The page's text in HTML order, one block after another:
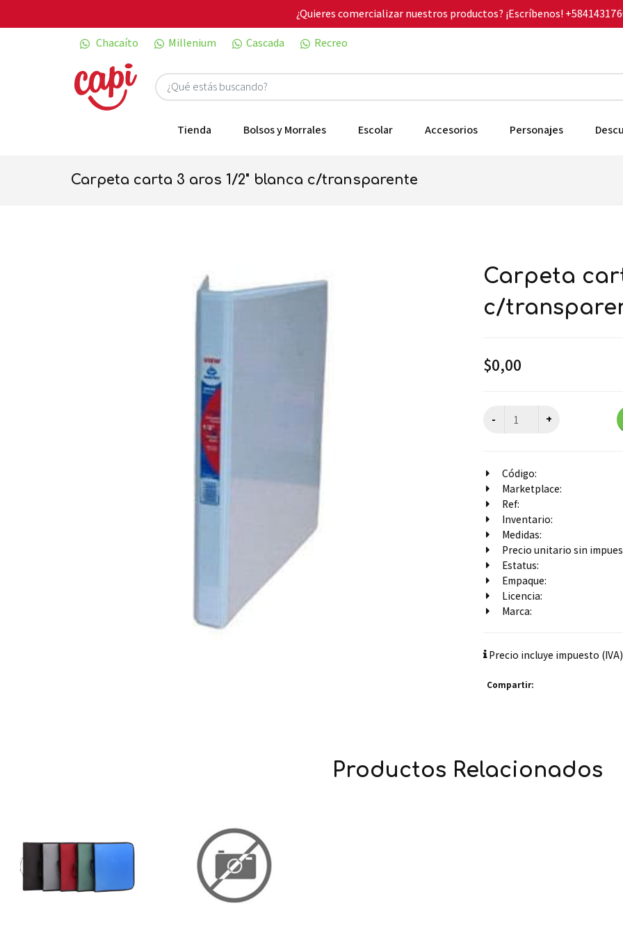
¿Quieres comercializar nuestros productos? ¡Escríbenos!
Chacaíto
Millenium Cascada Recreo
Tienda Bolsos y Morrales Escolar Accesorios Personajes
carpeta carta 3 aros 1/2" blanca c/transparente
carpeta carta 3 aros 1/2" blanca
c/
$0,00
Código:
Marketplace:
Ref:
Inventario:
Medidas:
Precio unitario sin
Estatus:
Empaque:
Licencia:
Marca:
Precio incluye impuesto
Compartir:
Productos Relacionados